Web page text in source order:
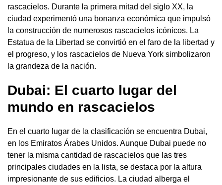
rascacielos. Durante la primera mitad del siglo XX, la
ciudad experimentó una bonanza económica que impulsó
la construcción de numerosos rascacielos icónicos. La
Estatua de la Libertad se convirtió en el faro de la libertad y
el progreso, y los rascacielos de Nueva York simbolizaron
la grandeza de la nación.
Dubai: El cuarto lugar del
mundo en rascacielos
En el cuarto lugar de la clasificación se encuentra Dubai,
en los Emiratos Árabes Unidos. Aunque Dubai puede no
tener la misma cantidad de rascacielos que las tres
principales ciudades en la lista, se destaca por la altura
impresionante de sus edificios. La ciudad alberga el